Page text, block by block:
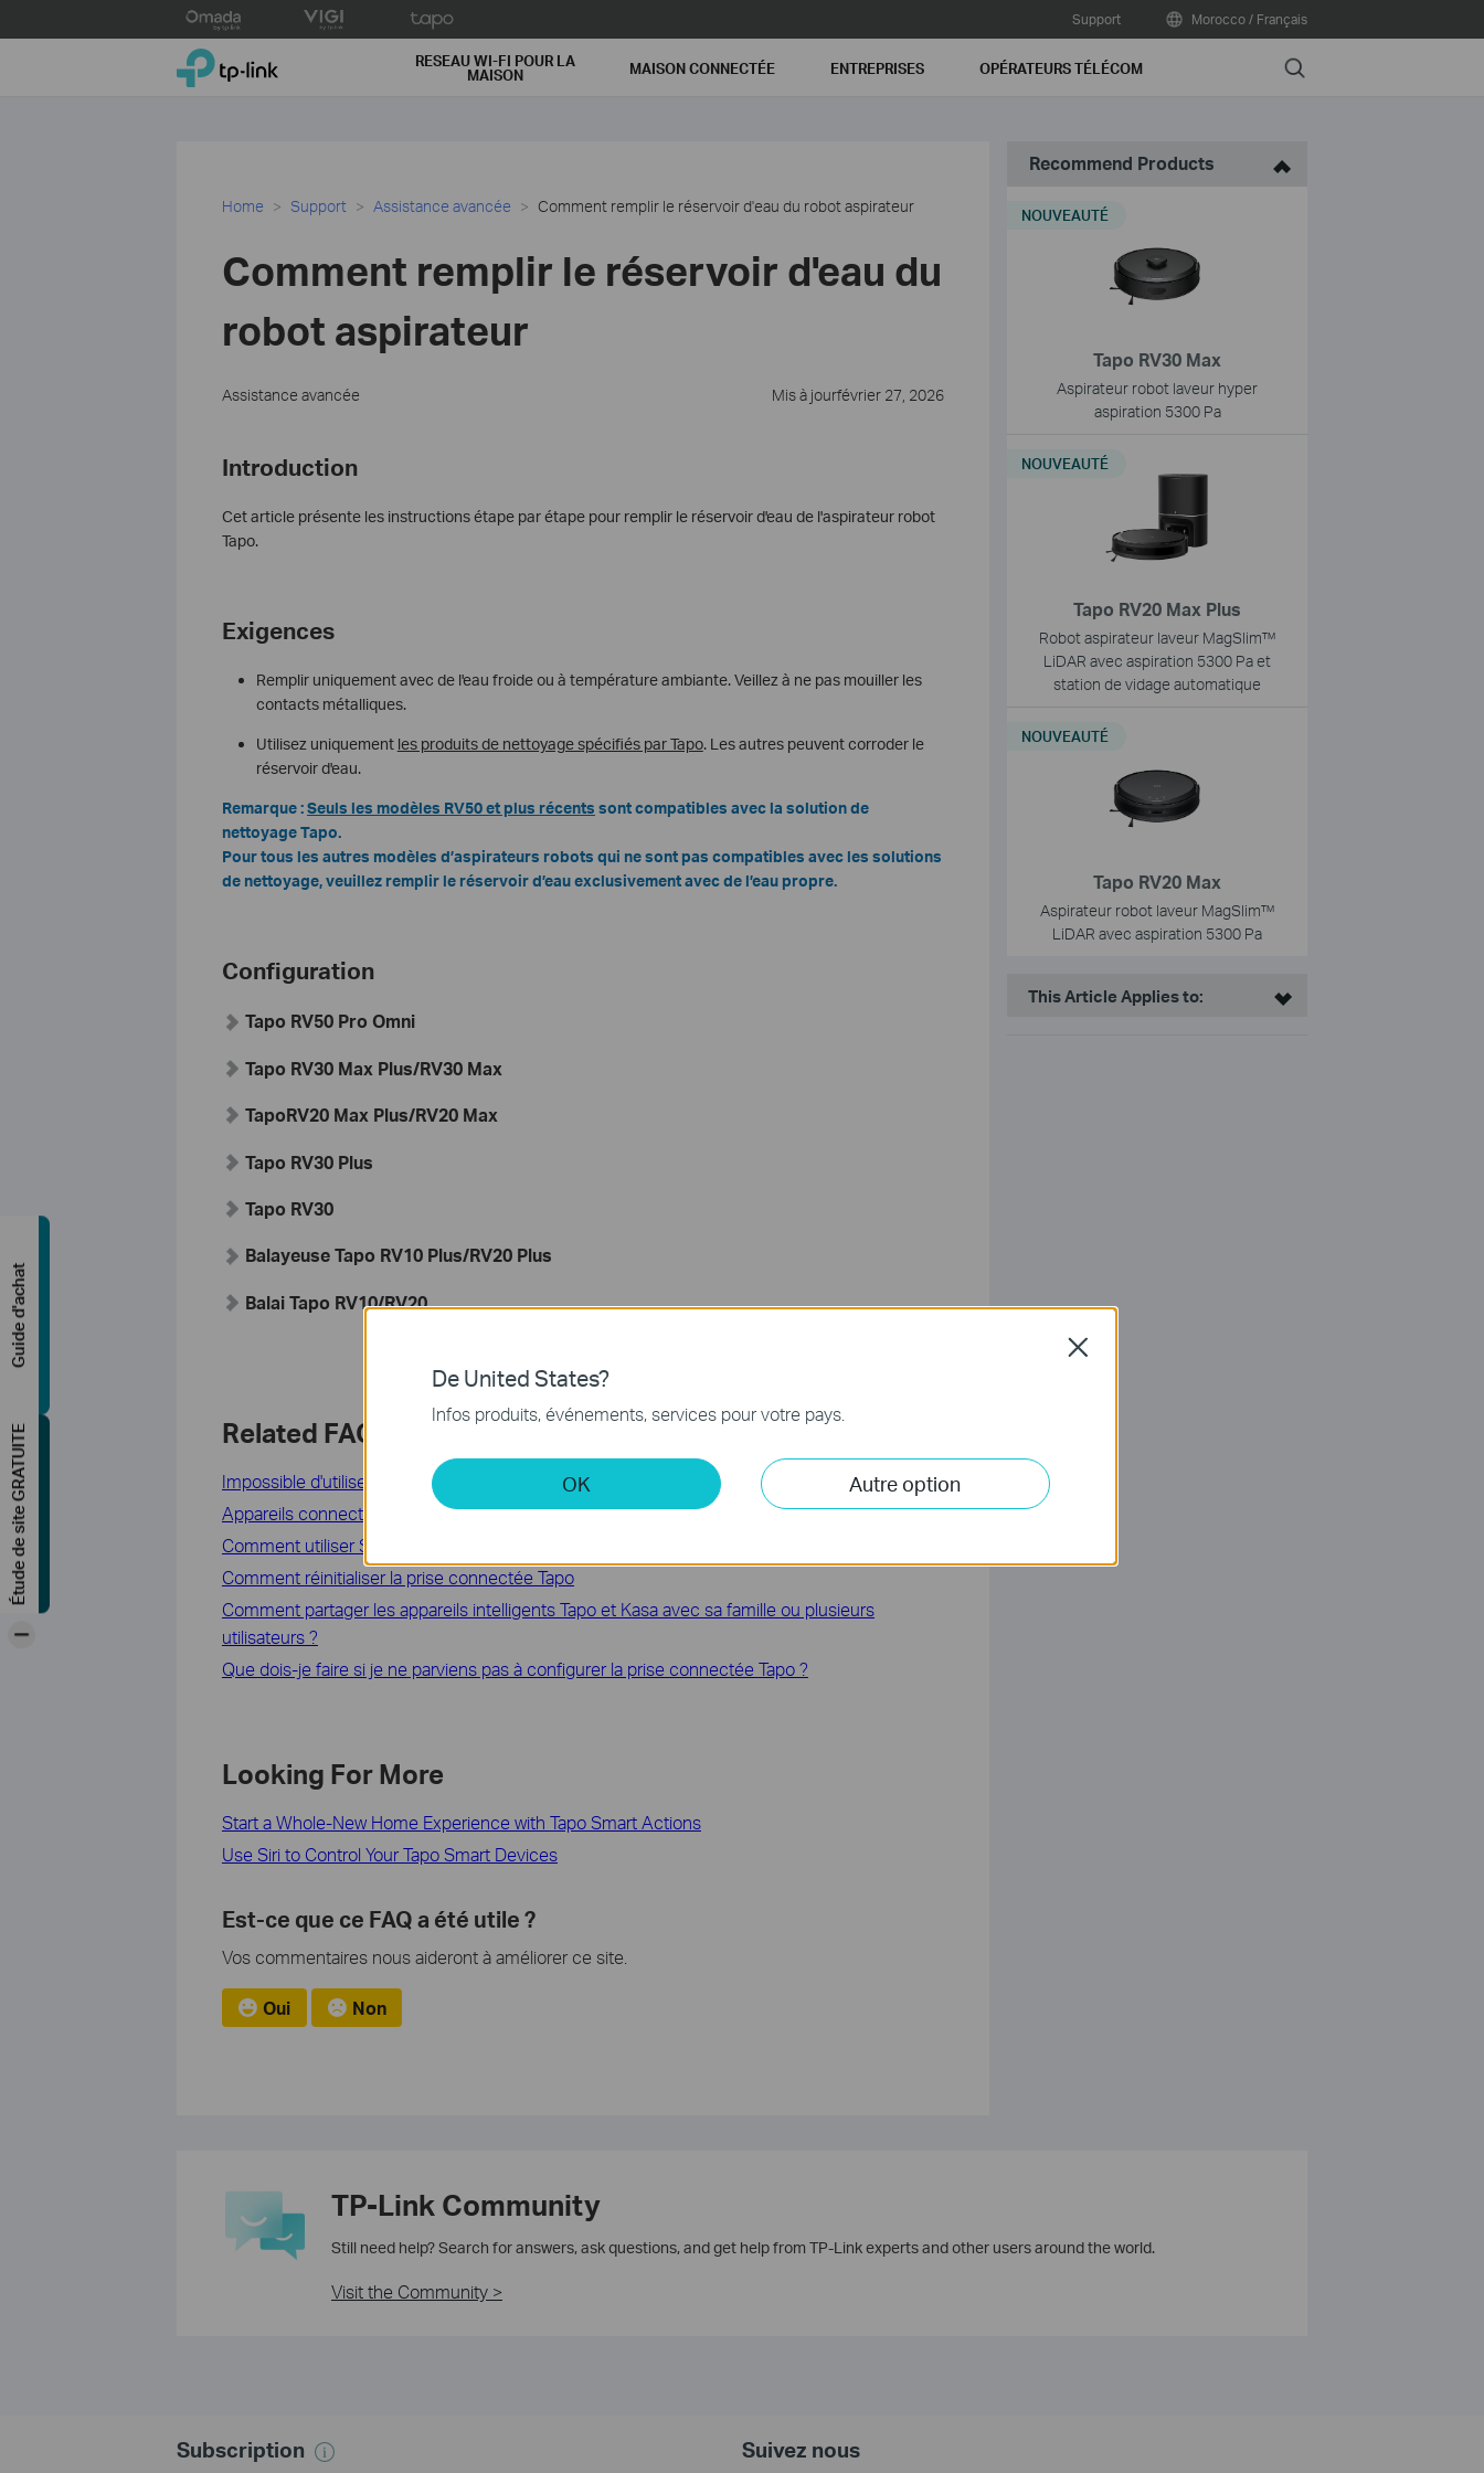
to
Support Morocco / Français
TP-Link, Reliably Smart RESEAU WI-FI POUR LA
MAISON MAISON CONNECTÉE ENTREPRISES OPÉRATEURS TÉLÉCOM Search
Home Support Assistance avancée Comment remplir le réservoir d'eau du robot aspirateur
Comment remplir le réservoir d'eau du
robot aspirateur
Assistance avancée Mis à jourfévrier 27, 2026
Introduction
Cet article présente les instructions étape par étape pour remplir le réservoir d'eau de l'aspirateur robot
Tapo.
Exigences
Remplir uniquement avec de l'eau froide ou à température ambiante. Veillez à ne pas mouiller les
contacts métalliques.
Utilisez uniquement les produits de nettoyage spécifiés par Tapo. Les autres peuvent corroder le
réservoir d'eau.
Remarque :Seuls les modèles RV50 et plus récents sont compatibles avec la solution de
nettoyage Tapo.
Pour tous les autres modèles d’aspirateurs robots qui ne sont pas compatibles avec les solutions
de nettoyage, veuillez remplir le réservoir d’eau exclusivement avec de l’eau propre.
Configuration
Tapo RV50 Pro Omni
Tapo RV30 Max Plus/RV30 Max
TapoRV20 Max Plus/RV20 Max
Tapo RV30 Plus
Tapo RV30
Balayeuse Tapo RV10 Plus/RV20 Plus
Balai Tapo RV10/RV20
Related FAQs
Impossible d'utiliser l'application Tapo/Kasa pour contrôler mes appareils intelligents
Appareils connectés Kasa et Tapo incompatibles avec Alexa : Guide de dépannage
Comment utiliser Siri pour contrôler vos appareils intelligents Tapo ou Kasa
Comment réinitialiser la prise connectée Tapo
Comment partager les appareils intelligents Tapo et Kasa avec sa famille ou plusieurs
utilisateurs ?
Que dois-je faire si je ne parviens pas à configurer la prise connectée Tapo ?
Looking For More
Start a Whole-New Home Experience with Tapo Smart Actions
Use Siri to Control Your Tapo Smart Devices
Est-ce que ce FAQ a été utile ?
Vos commentaires nous aideront à améliorer ce site.
Oui Non
Recommend Products
Tapo RV30 Max
Aspirateur robot laveur hyper
aspiration 5300 Pa
NOUVEAUTÉ
Tapo RV20 Max Plus
Robot aspirateur laveur MagSlim™
LiDAR avec aspiration 5300 Pa et
station de vidage automatique
NOUVEAUTÉ
Tapo RV20 Max
Aspirateur robot laveur MagSlim™
LiDAR avec aspiration 5300 Pa
NOUVEAUTÉ
This Article Applies to:
TP-Link Community
Still need help? Search for answers, ask questions, and get help from TP-Link experts and other users around the world.
Visit the Community >
Subscription Suivez nous
De United States?
Infos produits, événements, services pour votre pays.
OK Autre option
Close
Guide d'achat
Étude de site GRATUITE
-